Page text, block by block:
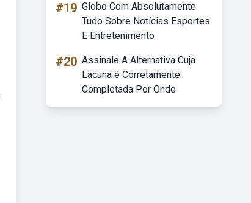
#19 Globo Com Absolutamente
Tudo Sobre Notícias Esportes
E Entretenimento
#20 Assinale A Alternativa Cuja
Lacuna é Corretamente
Completada Por Onde